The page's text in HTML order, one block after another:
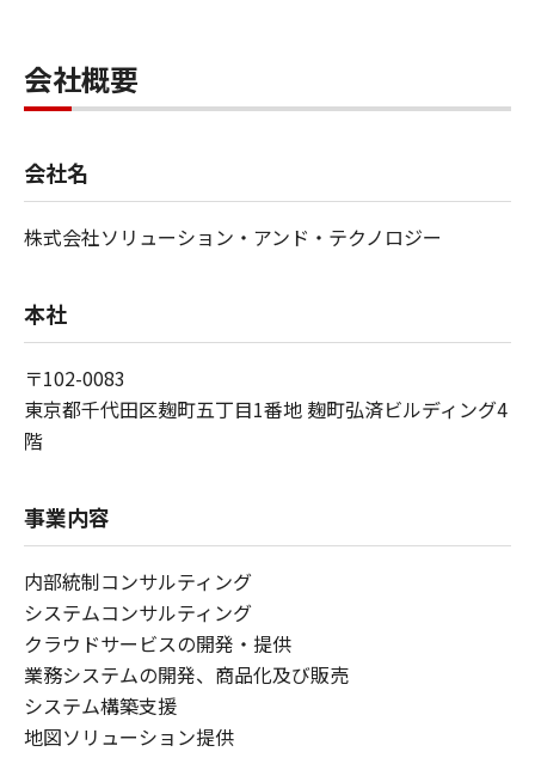
会社概要
会社名
株式会社ソリューション・アンド・テクノロジー
本社
〒102-0083
東京都千代田区麹町五丁目1番地 麹町弘済ビルディング4
階
事業内容
内部統制コンサルティング
システムコンサルティング
クラウドサービスの開発・提供
業務システムの開発、商品化及び販売
システム構築支援
地図ソリューション提供